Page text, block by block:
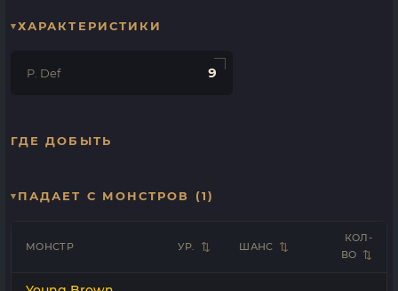
ХАРАКТЕРИСТИКИ
P. Def 9
ГДЕ ДОБЫТЬ
ПАДАЕТ С МОНСТРОВ (1)
МОНСТР УР. ШАНС
КОЛ-
ВО